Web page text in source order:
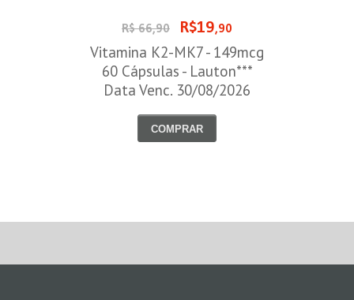
R$ 66,90 R$19,90
Vitamina K2-MK7 - 149mcg
60 Cápsulas - Lauton***
Data Venc. 30/08/2026
COMPRAR